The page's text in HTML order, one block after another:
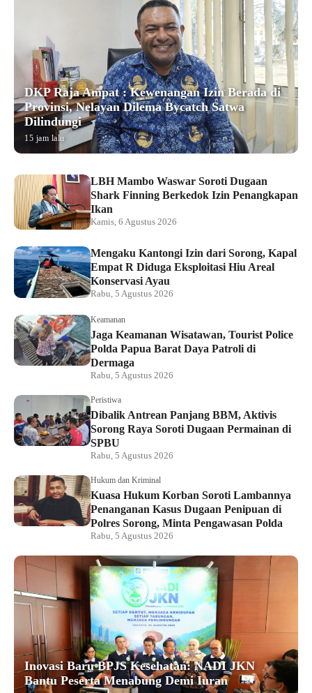
DKP Raja Ampat : Kewenangan Izin Berada di
Provinsi, Nelayan Dilema Bycatch Satwa
Dilindungi
15 jam lalu
LBH Mambo Waswar Soroti Dugaan
Shark Finning Berkedok Izin Penangkapan
Ikan
Kamis, 6 Agustus 2026
Mengaku Kantongi Izin dari Sorong, Kapal
Empat R Diduga Eksploitasi Hiu Areal
Konservasi Ayau
Rabu, 5 Agustus 2026
Keamanan
Jaga Keamanan Wisatawan, Tourist Police
Polda Papua Barat Daya Patroli di
Dermaga
Rabu, 5 Agustus 2026
Peristiwa
Dibalik Antrean Panjang BBM, Aktivis
Sorong Raya Soroti Dugaan Permainan di
SPBU
Rabu, 5 Agustus 2026
Hukum dan Kriminal
Kuasa Hukum Korban Soroti Lambannya
Penanganan Kasus Dugaan Penipuan di
Polres Sorong, Minta Pengawasan Polda
Rabu, 5 Agustus 2026
Inovasi Baru BPJS Kesehatan: NADI JKN
Bantu Peserta Menabung Demi Iuran